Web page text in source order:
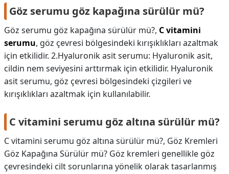
Göz serumu göz kapağına sürülür mü?
Göz serumu göz kapağına sürülür mü?, C vitamini
serumu, göz çevresi bölgesindeki kırışıklıkları azaltmak
için etkilidir. 2.Hyaluronik asit serumu: Hyaluronik asit,
cildin nem seviyesini arttırmak için etkilidir. Hyaluronik
asit serumu, göz çevresi bölgesindeki çizgileri ve
kırışıklıkları azaltmak için kullanılabilir.
C vitamini serumu göz altına sürülür mü?
C vitamini serumu göz altına sürülür mü?, Göz Kremleri
Göz Kapağına Sürülür mü? Göz kremleri genellikle göz
çevresindeki cilt sorunlarına yönelik olarak tasarlanmış